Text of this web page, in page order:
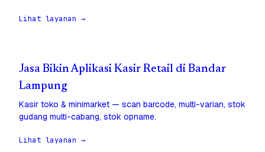
Lihat layanan →
Jasa Bikin Aplikasi Kasir Retail di Bandar
Lampung
Kasir toko & minimarket — scan barcode, multi-varian, stok
gudang multi-cabang, stok opname.
Lihat layanan →